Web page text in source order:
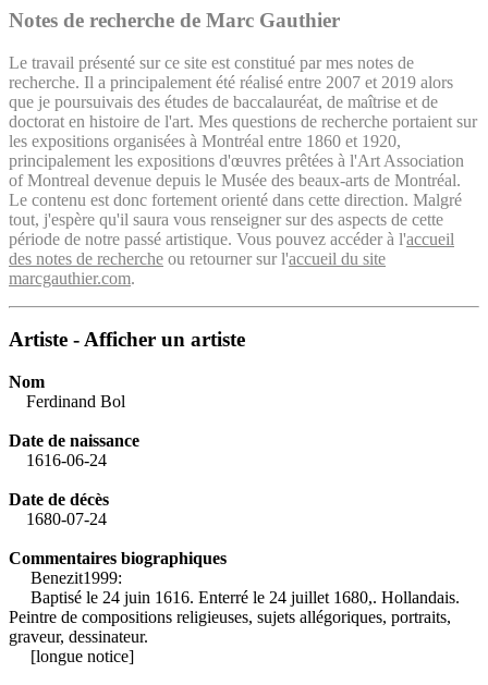
Notes de recherche de Marc Gauthier
Le travail présenté sur ce site est constitué par mes notes de
recherche. Il a principalement été réalisé entre 2007 et 2019 alors
que je poursuivais des études de baccalauréat, de maîtrise et de
doctorat en histoire de l'art. Mes questions de recherche portaient sur
les expositions organisées à Montréal entre 1860 et 1920,
principalement les expositions d'œuvres prêtées à l'Art Association
of Montreal devenue depuis le Musée des beaux-arts de Montréal.
Le contenu est donc fortement orienté dans cette direction. Malgré
tout, j'espère qu'il saura vous renseigner sur des aspects de cette
période de notre passé artistique. Vous pouvez accéder à l'accueil
des notes de recherche ou retourner sur l'accueil du site
marcgauthier.com.
Artiste - Afficher un artiste
Nom
Ferdinand Bol
Date de naissance
1616-06-24
Date de décès
1680-07-24
Commentaires biographiques
Benezit1999:
Baptisé le 24 juin 1616. Enterré le 24 juillet 1680,. Hollandais.
Peintre de compositions religieuses, sujets allégoriques, portraits,
graveur, dessinateur.
[longue notice]